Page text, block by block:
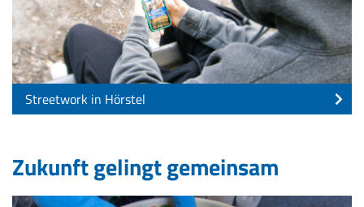
Streetwork in Hörstel
Zukunft gelingt gemeinsam